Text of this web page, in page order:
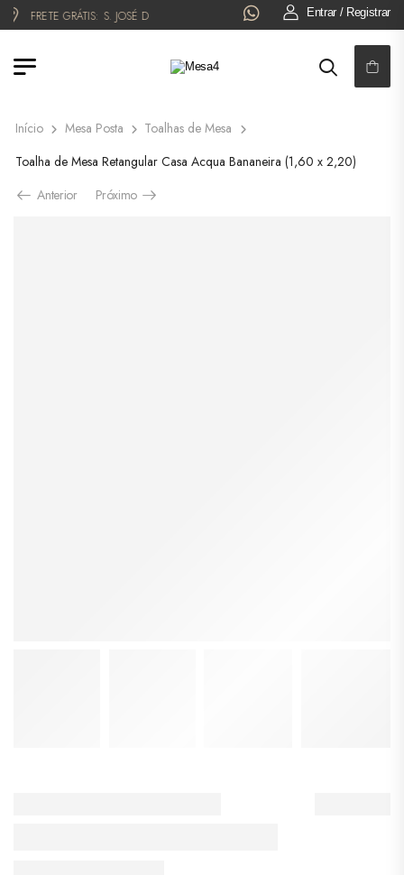
FRETE GRÁTIS:S. JOSÉ DO RIO PRETO! 6x NO CARTÃO OU 5% OFF NO
Entrar / Registrar
Início Mesa Posta
Toalhas de Mesa
Toalha de Mesa Retangular Casa Acqua Bananeira (1,60 x 2,20)
Anterior
Próximo